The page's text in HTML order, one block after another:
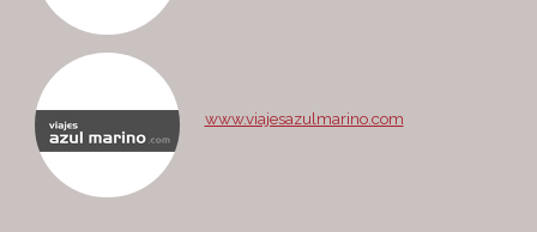
www.viajesazulmarino.com